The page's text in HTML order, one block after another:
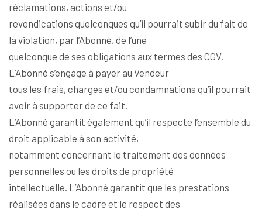
réclamations, actions et/ou
revendications quelconques qu’il pourrait subir du fait de
la violation, par l’Abonné, de l’une
quelconque de ses obligations aux termes des CGV.
L’Abonné s’engage à payer au Vendeur
tous les frais, charges et/ou condamnations qu’il pourrait
avoir à supporter de ce fait.
L’Abonné garantit également qu’il respecte l’ensemble du
droit applicable à son activité,
notamment concernant le traitement des données
personnelles ou les droits de propriété
intellectuelle. L’Abonné garantit que les prestations
réalisées dans le cadre et le respect des